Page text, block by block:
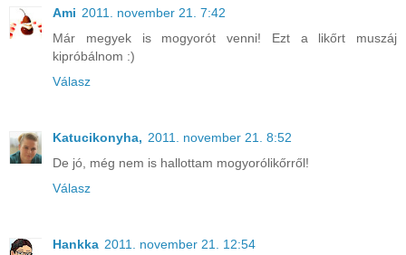
Ami 2011. november 21. 7:42
Már megyek is mogyorót venni! Ezt a likőrt muszáj
kipróbálnom :)
Válasz
Katucikonyha, 2011. november 21. 8:52
De jó, még nem is hallottam mogyorólikőrről!
Válasz
Hankka 2011. november 21. 12:54